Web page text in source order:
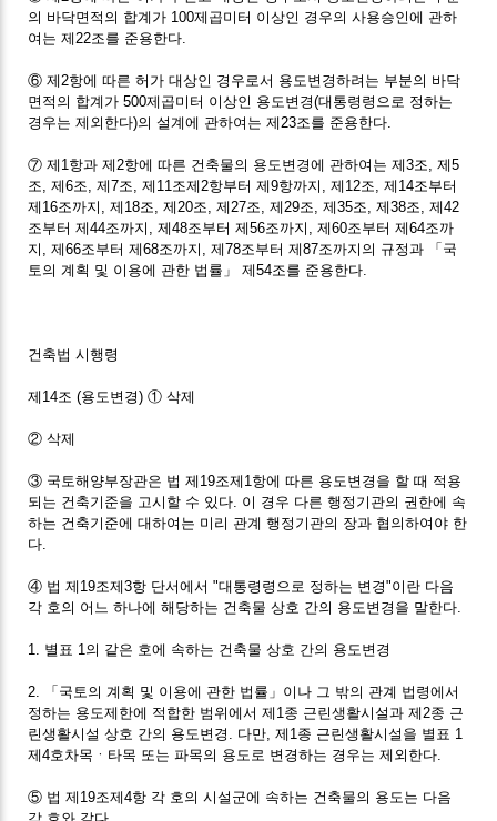
의 바닥면적의 합계가 100제곱미터 이상인 경우의 사용승인에 관하
여는 제22조를 준용한다.
⑥ 제2항에 따른 허가 대상인 경우로서 용도변경하려는 부분의 바닥
면적의 합계가 500제곱미터 이상인 용도변경(대통령령으로 정하는
경우는 제외한다)의 설계에 관하여는 제23조를 준용한다.
⑦ 제1항과 제2항에 따른 건축물의 용도변경에 관하여는 제3조, 제5
조, 제6조, 제7조, 제11조제2항부터 제9항까지, 제12조, 제14조부터
제16조까지, 제18조, 제20조, 제27조, 제29조, 제35조, 제38조, 제42
조부터 제44조까지, 제48조부터 제56조까지, 제60조부터 제64조까
지, 제66조부터 제68조까지, 제78조부터 제87조까지의 규정과 「국
토의 계획 및 이용에 관한 법률」 제54조를 준용한다.
건축법 시행령
제14조 (용도변경) ① 삭제
② 삭제
③ 국토해양부장관은 법 제19조제1항에 따른 용도변경을 할 때 적용
되는 건축기준을 고시할 수 있다. 이 경우 다른 행정기관의 권한에 속
하는 건축기준에 대하여는 미리 관계 행정기관의 장과 협의하여야 한
다.
④ 법 제19조제3항 단서에서 "대통령령으로 정하는 변경"이란 다음
각 호의 어느 하나에 해당하는 건축물 상호 간의 용도변경을 말한다.
1. 별표 1의 같은 호에 속하는 건축물 상호 간의 용도변경
2. 「국토의 계획 및 이용에 관한 법률」이나 그 밖의 관계 법령에서
정하는 용도제한에 적합한 범위에서 제1종 근린생활시설과 제2종 근
린생활시설 상호 간의 용도변경. 다만, 제1종 근린생활시설을 별표 1
제4호차목ㆍ타목 또는 파목의 용도로 변경하는 경우는 제외한다.
⑤ 법 제19조제4항 각 호의 시설군에 속하는 건축물의 용도는 다음